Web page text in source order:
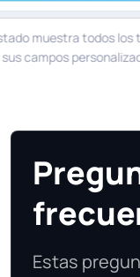
muestra todos los
campos
Estas